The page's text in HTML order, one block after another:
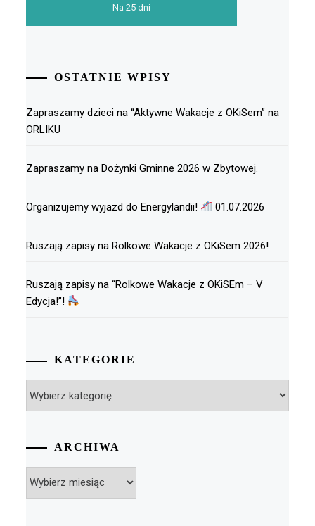
Na 25 dni
OSTATNIE WPISY
Zapraszamy dzieci na “Aktywne Wakacje z OKiSem” na
ORLIKU
Zapraszamy na Dożynki Gminne 2026 w Zbytowej.
Organizujemy wyjazd do Energylandii! 01.07.2026
Ruszają zapisy na Rolkowe Wakacje z OKiSem 2026!
Ruszają zapisy na “Rolkowe Wakacje z OKiSEm – V
Edycja!”!
KATEGORIE
ARCHIWA